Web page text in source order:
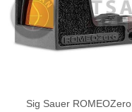
Sig Sauer ROMEOZero